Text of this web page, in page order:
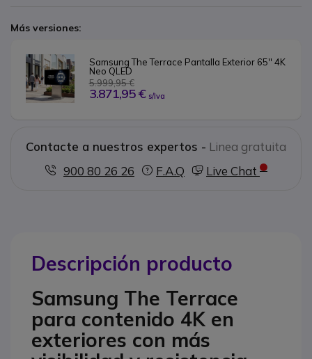
Más versiones:
Samsung The Terrace Pantalla Exterior 65'' 4K
Neo QLED
5.999,95 €
3.871,95 € s/Iva
Contacte a nuestros expertos - Linea gratuita
900 80 26 26
F.A.Q Live Chat
Descripción producto
Samsung The Terrace
para contenido 4K en
exteriores con más